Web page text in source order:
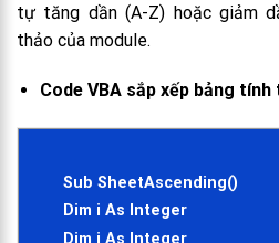
tự tăng dần (A-Z) hoặc giảm
thảo của module.
Code VBA sắp xếp bảng
Sub SheetAscending()
Dim i As Integer
Dim j As Integer